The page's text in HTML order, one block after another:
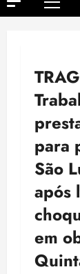
Menu
para
São
após
em